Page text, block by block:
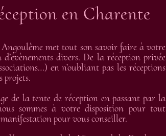
en Charente
met tout son savoir faire à votre
divers. De la réception privée
en n’oubliant pas les réceptions
projets.
de la tente de réception en passant par la
sommes à votre disposition pour tout
pour vous conseiller.